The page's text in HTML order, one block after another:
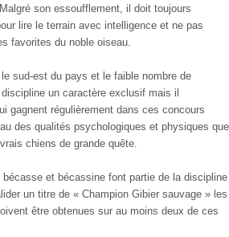
son essoufflement, il doit toujours
lire le terrain avec intelligence et ne pas
favorites du noble oiseau.
sud-est du pays et le faible nombre de
un caractère exclusif mais il
gagnent régulièrement dans ces concours
des qualités psychologiques et physiques que
chiens de grande quête.
bécasse et bécassine font partie de la discipline
un titre de « Champion Gibier sauvage » les
être obtenues sur au moins deux de ces